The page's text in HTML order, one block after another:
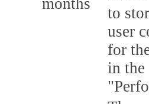
months
to
user
for
in the